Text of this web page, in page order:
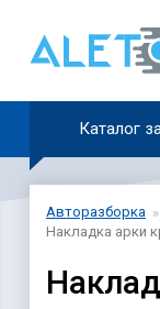
Каталог
Авторазборка
Накладка арки